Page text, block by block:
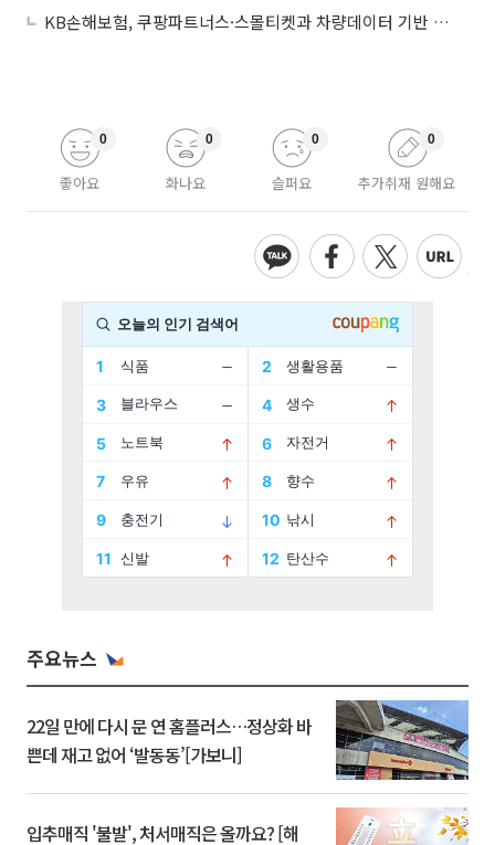
KB손해보험, 쿠팡파트너스·스몰티켓과 차량데이터 기반 보험·서비스 개발 위한 업무협약 체결
좋아요
0
화나요
0
슬퍼요
0
추가취재 원해요
0
주요뉴스
22일 만에 다시 문 연 홈플러스…정상화 바
쁜데 재고 없어 ‘발동동’[가보니]
입추매직 '불발', 처서매직은 올까요? [해